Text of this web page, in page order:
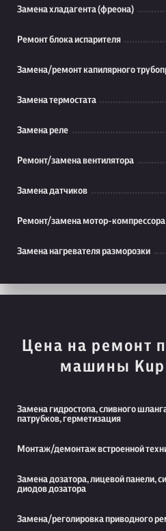
Замена хладагента (фреона)
Ремонт блока испарителя
Замена/ремонт капилярного
Замена термостата
Замена реле
Ремонт/замена вентилятора
Замена датчиков
Ремонт/замена мотор-компрессора
Замена нагревателя разморозки
Цена на ремонт
машины
Замена гидростопа, сливного
патрубков, герметизация
Монтаж/демонтаж встроенной
Замена дозатора, лицевой панели,
диодов дозатора
Замена/реголировка приводного